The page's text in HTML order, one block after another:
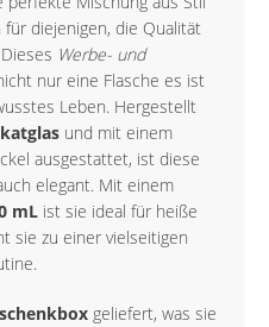
diejenigen, die Qualität
Werbe- und
nur eine Flasche es ist
Leben. Hergestellt
und mit einem
ausgestattet, ist diese
elegant. Mit einem
mL ist sie ideal für heiße
sie zu einer vielseitigen
geliefert, was sie